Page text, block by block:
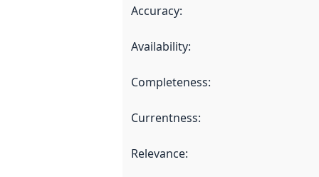
Accuracy:
Availability:
Completeness:
Currentness:
Relevance: